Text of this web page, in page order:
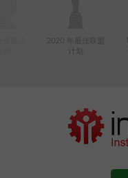
2020 年最佳联盟